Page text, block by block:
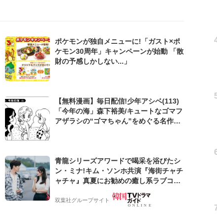
ポケモンが独自メニューに!「ガスト×ポ
ケモン30周年」キャンペーンが始動 「散
財の予感しかしない...」
【無料漫画】毎日配信!少年アシベ(113)
「今年の海」森下裕美/キュートなゴマフ
アザラシの“ゴマちゃん”をめぐる名作ギ
青龍シリーズアワードで喝采を浴びたシ
ン・ミナ!キム・ソンホ共演『海街チャチ
ャチャ』真夏にお勧めの癒し系ラブコメ!
双葉社グループサイト